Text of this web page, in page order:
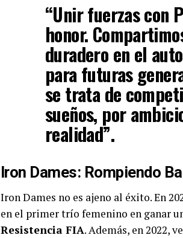
“Unir fuerzas con
honor.
duradero en el
para futuras
se trata de
sueños, por
realidad”.
Iron Dames: Rompiendo
Iron Dames no es ajeno al éxito. En
en el primer trío femenino en ganar
Resistencia FIA. Además, en 2022,